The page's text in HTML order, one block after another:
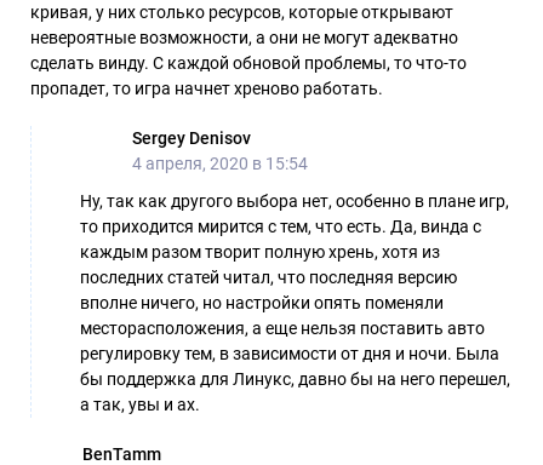
кривая, у них столько ресурсов, которые открывают
невероятные возможности, а они не могут адекватно
сделать винду. С каждой обновой проблемы, то что-то
пропадет, то игра начнет хреново работать.
Sergey Denisov
4 апреля, 2020 в 15:54
Ну, так как другого выбора нет, особенно в плане игр,
то приходится мирится с тем, что есть. Да, винда с
каждым разом творит полную хрень, хотя из
последних статей читал, что последняя версию
вполне ничего, но настройки опять поменяли
месторасположения, а еще нельзя поставить авто
регулировку тем, в зависимости от дня и ночи. Была
бы поддержка для Линукс, давно бы на него перешел,
а так, увы и ах.
BenTamm